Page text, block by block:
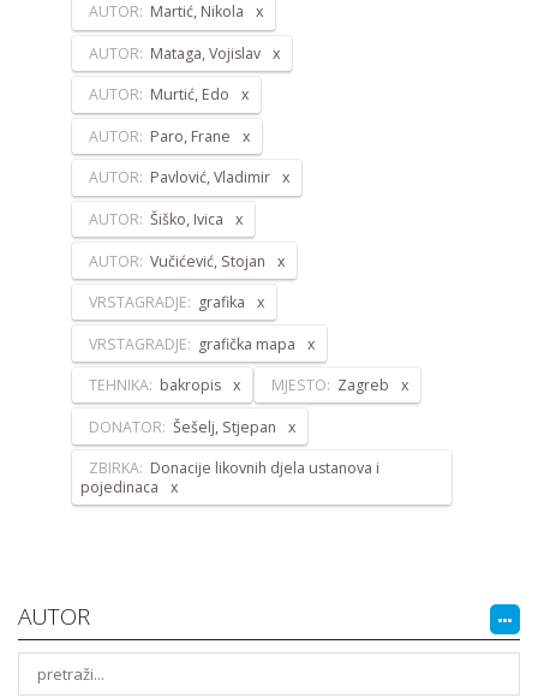
AUTOR: Martić, Nikola
AUTOR: Mataga, Vojislav
AUTOR: Murtić, Edo
AUTOR: Paro, Frane
AUTOR: Pavlović, Vladimir
AUTOR: Šiško, Ivica
AUTOR: Vučićević, Stojan
VRSTAGRADJE: grafika
VRSTAGRADJE: grafička mapa
TEHNIKA: bakropis MJESTO: Zagreb
DONATOR: Šešelj, Stjepan
ZBIRKA: Donacije likovnih djela ustanova i
pojedinaca
AUTOR